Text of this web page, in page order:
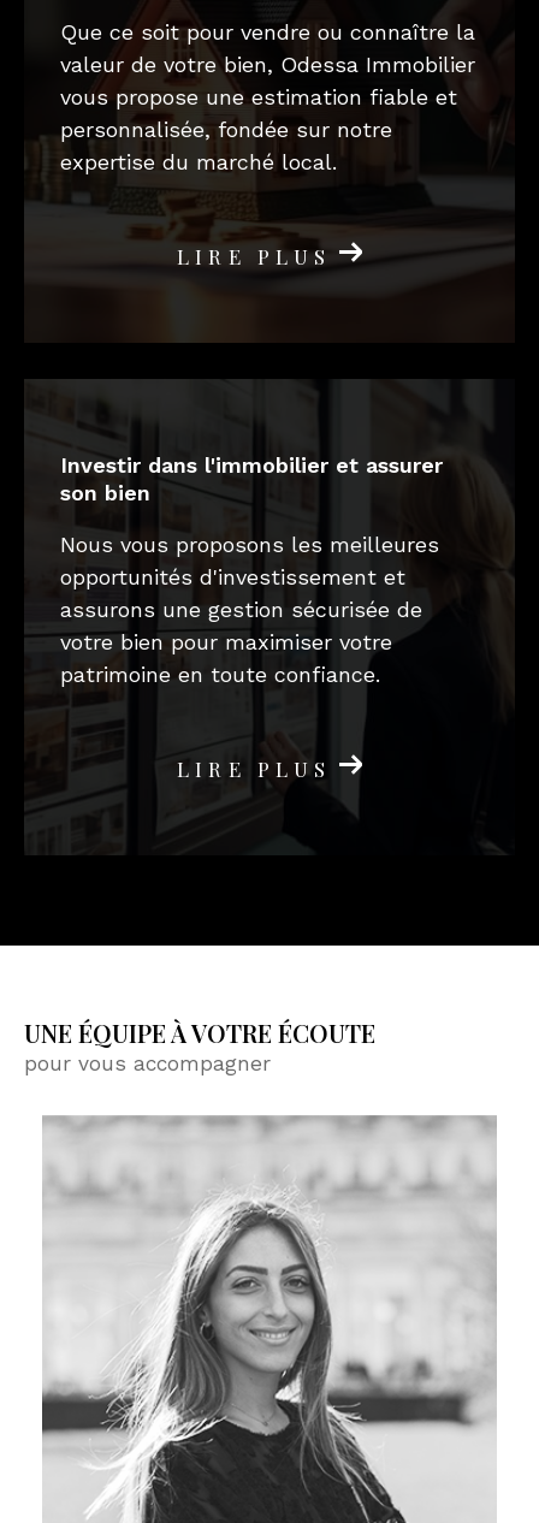
Que ce soit pour vendre ou connaître la
valeur de votre bien, Odessa Immobilier
vous propose une estimation fiable et
personnalisée, fondée sur notre
expertise du marché local.
LIRE PLUS
investir dans l'immobilier et assurer
son bien
Nous vous proposons les meilleures
opportunités d'investissement et
assurons une gestion sécurisée de
votre bien pour maximiser votre
patrimoine en toute confiance.
LIRE PLUS
UNE ÉQUIPE À VOTRE ÉCOUTE
pour vous accompagner